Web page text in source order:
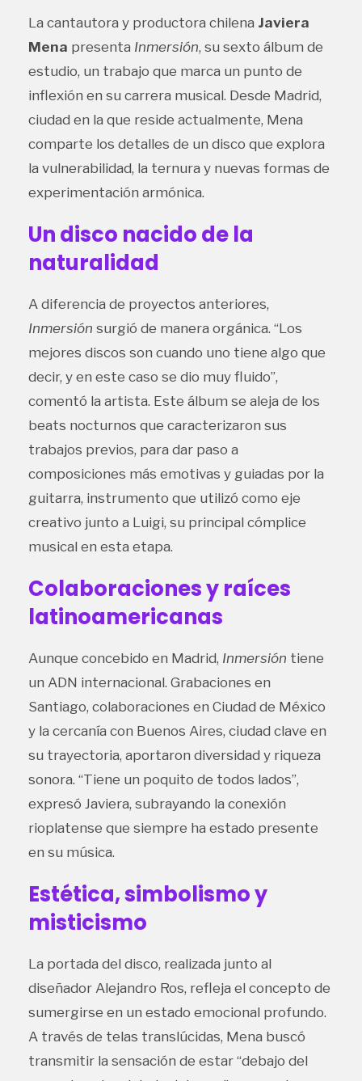
La cantautora y productora chilena Javiera
Mena presenta Inmersión, su sexto álbum de
estudio, un trabajo que marca un punto de
inflexión en su carrera musical. Desde Madrid,
ciudad en la que reside actualmente, Mena
comparte los detalles de un disco que explora
la vulnerabilidad, la ternura y nuevas formas de
experimentación armónica.
Un disco nacido de la
naturalidad
A diferencia de proyectos anteriores,
Inmersión surgió de manera orgánica. “Los
mejores discos son cuando uno tiene algo que
decir, y en este caso se dio muy fluido”,
comentó la artista. Este álbum se aleja de los
beats nocturnos que caracterizaron sus
trabajos previos, para dar paso a
composiciones más emotivas y guiadas por la
guitarra, instrumento que utilizó como eje
creativo junto a Luigi, su principal cómplice
musical en esta etapa.
Colaboraciones y raíces
latinoamericanas
Aunque concebido en Madrid, Inmersión tiene
un ADN internacional. Grabaciones en
Santiago, colaboraciones en Ciudad de México
y la cercanía con Buenos Aires, ciudad clave en
su trayectoria, aportaron diversidad y riqueza
sonora. “Tiene un poquito de todos lados”,
expresó Javiera, subrayando la conexión
rioplatense que siempre ha estado presente
en su música.
Estética, simbolismo y
misticismo
La portada del disco, realizada junto al
diseñador Alejandro Ros, refleja el concepto de
sumergirse en un estado emocional profundo.
A través de telas translúcidas, Mena buscó
transmitir la sensación de estar “debajo del